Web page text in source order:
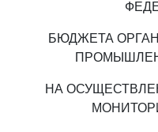
БЮДЖЕТА
НА